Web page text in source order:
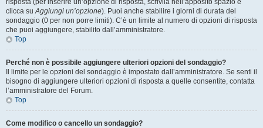
risposta (per inserire un’opzione di risposta, scrivila nell’apposito spazio e
clicca suAggiungi un’opzione). Puoi anche stabilire i giorni di durata del
sondaggio (0 per non porre limiti). C’è un limite al numero di opzioni di risposta
che puoi aggiungere, stabilito dall’amministratore.
Top
Perché non è possibile aggiungere ulteriori opzioni del sondaggio?
Il limite per le opzioni del sondaggio è impostato dall’amministratore. Se senti il
bisogno di aggiungere ulteriori opzioni di risposta a quelle consentite, contatta
l’amministratore del Forum.
Top
Come modifico o cancello un sondaggio?